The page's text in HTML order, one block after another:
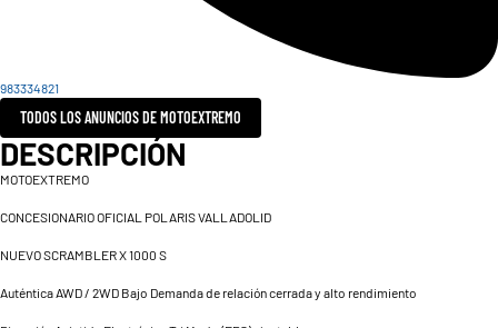
983334821
TODOS LOS ANUNCIOS DE MOTOEXTREMO
DESCRIPCIÓN
MOTOEXTREMO
CONCESIONARIO OFICIAL POLARIS VALLADOLID
NUEVO SCRAMBLER X 1000 S
Auténtica AWD / 2WD Bajo Demanda de relación cerrada y alto rendimiento